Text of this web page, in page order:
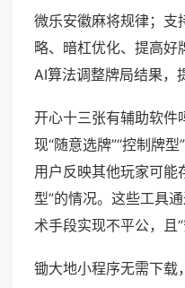
微乐安徽麻将规律；支
略、暗杠优化、提高好
AI算法调整牌局结果，
开心十三张有辅助软件
现“随意选牌”“控制牌
用户反映其他玩家可能
型”的情况。这些工具
术手段实现不平公，且“
锄大地小程序无需下载